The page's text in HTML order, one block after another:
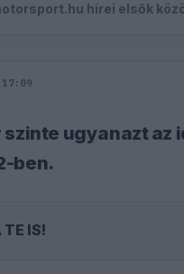
hírei elsők
szinte ugyanazt
ben.
TE IS!